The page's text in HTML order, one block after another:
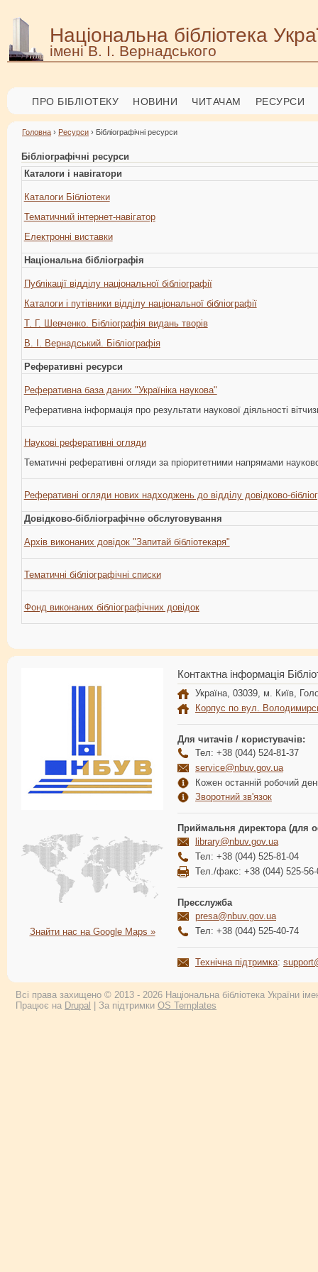
Національна бібліотека
імені В. І. Вернадського
ПРО БІБЛІОТЕКУ НОВИНИ ЧИТАЧАМ РЕСУРСИ
Головна › Ресурси › Бібліографічні ресурси
Бібліографічні ресурси
Каталоги і навігатори
Каталоги Бібліотеки
Тематичний інтернет-навігатор
Електронні виставки
Національна бібліографія
Публікації відділу національної бібліографії
Каталоги і путівники відділу національної бібліографії
Т. Г. Шевченко. Бібліографія видань творів
В. І. Вернадський. Бібліографія
Реферативні ресурси
Реферативна база даних "Україніка наукова"
Реферативна інформація про результати наукової діяльності
Наукові реферативні огляди
Тематичні реферативні огляди за пріоритетними напрямами
Реферативні огляди нових надходжень до відділу довідково-
Довідково-бібліографічне обслуговування
Архів виконаних довідок "Запитай бібліотекаря"
Тематичні бібліографічні списки
Фонд виконаних бібліографічних довідок
Знайти нас на Google Maps »
Контактна інформація
Україна, 03039, м. Київ,
Корпус по вул.
Для читачів / користувачів:
Тел: +38 (044) 524-81-37
service@nbuv.gov.ua
Кожен останній робочий
Зворотний зв'язок
Приймальня директора (для
library@nbuv.gov.ua
Тел: +38 (044) 525-81-04
Тел./факс: +38 (044) 525-56-
Пресслужба
presa@nbuv.gov.ua
Тел: +38 (044) 525-40-74
Технічна підтримка:
Всі права захищено © 2013 - 2026 Національна бібліотека України
Працює на Drupal | За підтримки OS Templates